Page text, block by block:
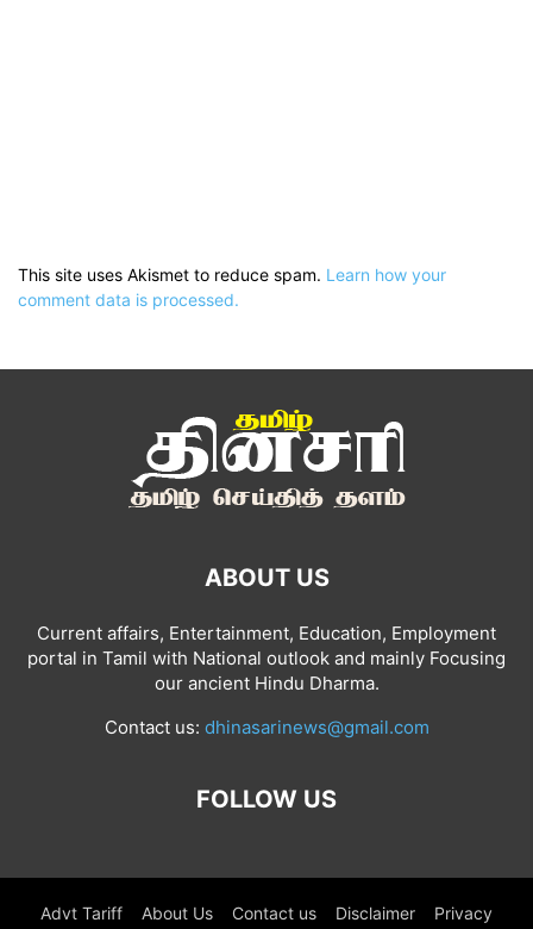
This site uses Akismet to reduce spam. Learn how your
comment data is processed.
ABOUT US
Current affairs, Entertainment, Education, Employment
portal in Tamil with National outlook and mainly Focusing
our ancient Hindu Dharma.
Contact us: dhinasarinews@gmail.com
FOLLOW US
Advt Tariff About Us Contact us Disclaimer Privacy